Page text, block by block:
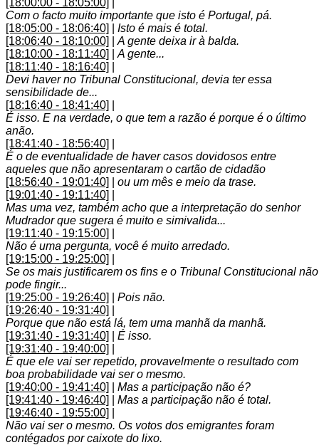
[18:00:00 - 18:05:00]
Com o facto muito importante que isto é Portugal, pá.
[18:05:00 - 18:06:40]
Isto é mais é total.
[18:06:40 - 18:10:00]
A gente deixa ir à balda.
[18:10:00 - 18:11:40]
A gente...
[18:11:40 - 18:16:40]
Devi haver no Tribunal Constitucional, devia ter essa
sensibilidade de...
[18:16:40 - 18:41:40]
É isso. E na verdade, o que tem a razão é porque é o último
anão.
[18:41:40 - 18:56:40]
É o de eventualidade de haver casos dovidosos entre
aqueles que não apresentaram o cartão de cidadão
[18:56:40 - 19:01:40]
ou um mês e meio da trase.
[19:01:40 - 19:11:40]
Mas uma vez, também acho que a interpretação do senhor
Mudrador que sugera é muito e simivalida...
[19:11:40 - 19:15:00]
Não é uma pergunta, você é muito arredado.
[19:15:00 - 19:25:00]
Se os mais justificarem os fins e o Tribunal Constitucional não
pode fingir...
[19:25:00 - 19:26:40]
Pois não.
[19:26:40 - 19:31:40]
Porque que não está lá, tem uma manhã da manhã.
[19:31:40 - 19:31:40]
É isso.
[19:31:40 - 19:40:00]
É que ele vai ser repetido, provavelmente o resultado com
boa probabilidade vai ser o mesmo.
[19:40:00 - 19:41:40]
Mas a participação não é?
[19:41:40 - 19:46:40]
Mas a participação não é total.
[19:46:40 - 19:55:00]
Não vai ser o mesmo. Os votos dos emigrantes foram
contégados por caixote do lixo.